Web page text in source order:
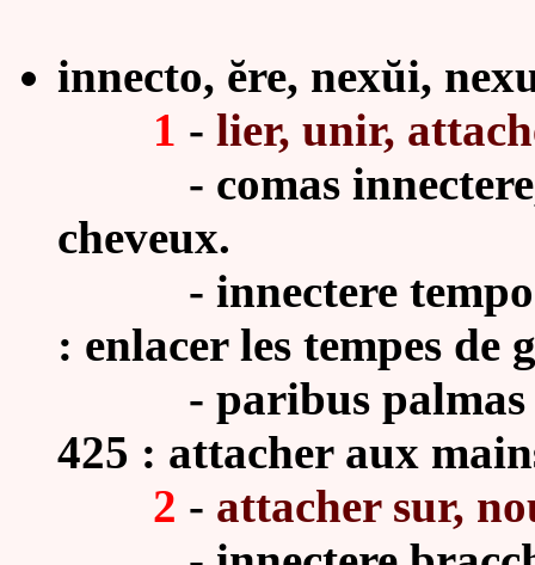
innecto, ĕre, nexŭi,
1 - lier, unir,
- comas
cheveux.
- innectere
: enlacer les tempes de
- paribus
425 : attacher aux
2 - attacher sur,